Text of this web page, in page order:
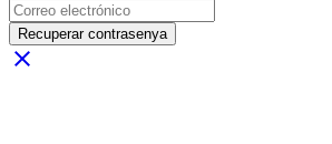
Recuperar contrasenya
close